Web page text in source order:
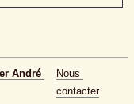
André
Nous
contacter